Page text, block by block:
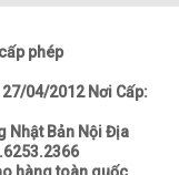
phép
04/2012 Nơi Cấp:
Nhật Bản Nội Địa